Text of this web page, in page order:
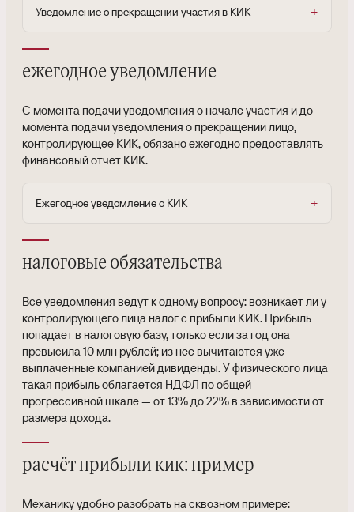
Уведомление о прекращении участия в КИК
ежегодное уведомление
С момента подачи уведомления о начале участия и до
момента подачи уведомления о прекращении лицо,
контролирующее КИК, обязано ежегодно предоставлять
финансовый отчет КИК.
Ежегодное уведомление о КИК
налоговые обязательства
Все уведомления ведут к одному вопросу: возникает ли у
контролирующего лица налог с прибыли КИК. Прибыль
попадает в налоговую базу, только если за год она
превысила 10 млн рублей; из неё вычитаются уже
выплаченные компанией дивиденды. У физического лица
такая прибыль облагается НДФЛ по общей
прогрессивной шкале — от 13% до 22% в зависимости от
размера дохода.
расчёт прибыли кик: пример
Механику удобно разобрать на сквозном примере: